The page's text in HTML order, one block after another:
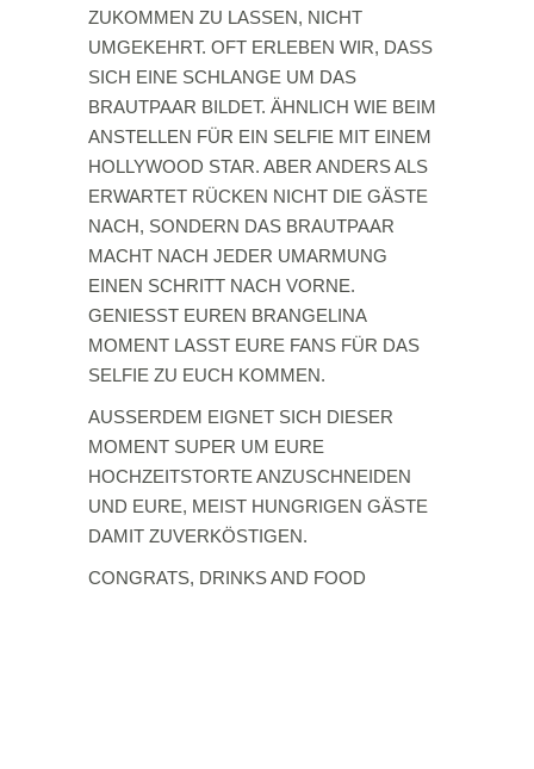
ZUKOMMEN ZU LASSEN, NICHT
UMGEKEHRT. OFT ERLEBEN WIR, DASS
SICH EINE SCHLANGE UM DAS
BRAUTPAAR BILDET. ÄHNLICH WIE BEIM
ANSTELLEN FÜR EIN SELFIE MIT EINEM
HOLLYWOOD STAR. ABER ANDERSALS
ERWARTET RÜCKEN NICHT DIE GÄSTE
NACH, SONDERN DAS BRAUTPAAR
MACHT NACH JEDER UMARMUNG
EINEN SCHRITT NACH VORNE.
GENIESST EUREN BRANGELINA
MOMENT LASST EURE FANS FÜR DAS
SELFIE ZU EUCH KOMMEN.
AUSSERDEM EIGNET SICH DIESER
MOMENT SUPER UM EURE
HOCHZEITSTORTE ANZUSCHNEIDEN
UND EURE, MEIST HUNGRIGEN GÄSTE
DAMIT ZUVERKÖSTIGEN.
CONGRATS, DRINKS AND FOOD